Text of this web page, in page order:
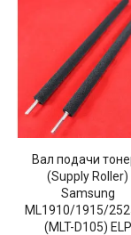
Вал подачи
(Supply Roller)
Samsung
ML1910/1915/
(MLT-D105) ELP